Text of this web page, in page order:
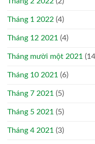
Tháng 1 2022 (4)
Tháng 12 2021 (4)
Tháng mười một 2021
Tháng 10 2021 (6)
Tháng 7 2021 (5)
Tháng 5 2021 (5)
Tháng 4 2021 (3)